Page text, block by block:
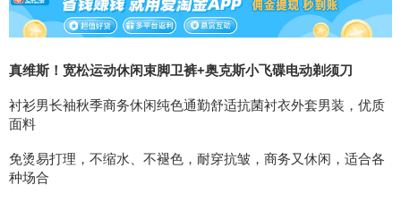
真维斯！宽松运动休闲束脚卫裤+奥克斯小飞碟电动剃须刀
衬衫男长袖秋季商务休闲纯色通勤舒适抗菌衬衣外套男装，优质
面料
免烫易打理，不缩水、不褪色，耐穿抗皱，商务又休闲，适合各
种场合